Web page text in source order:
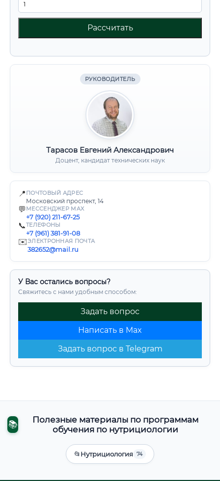
Рассчитать
РУКОВОДИТЕЛЬ
Тарасов Евгений Александрович
Доцент, кандидат технических наук
📍 ПОЧТОВЫЙ АДРЕС
Московский проспект, 14
💬 МЕССЕНДЖЕР MAX
+7 (920) 211-67-25
📞ТЕЛЕФОНЫ
+7 (961) 381-91-08
✉️ЭЛЕКТРОННАЯ ПОЧТА
382652@mail.ru
У Вас остались вопросы?
Свяжитесь с нами удобным способом:
Задать вопрос
Написать в Max
Задать вопрос в Telegram
📚
Полезные материалы по программам
обучения по нутрициологии
📂Нутрициология 74